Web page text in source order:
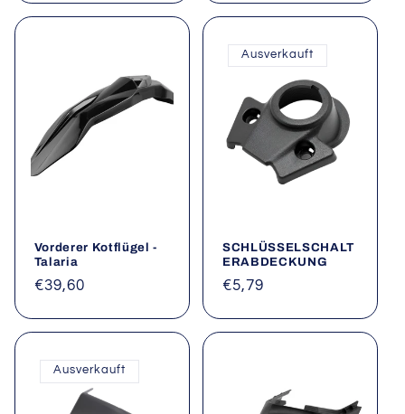
Vorderer Kotflügel -
Talaria
Normaler
€39,60
Ausverkauft
SCHLÜSSELSCHALT
ERABDECKUNG
Normaler
€5,79
Ausverkauft